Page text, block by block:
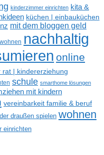
kinderzimmer einrichten kita &
küchen | einbauküchen
mit dem bloggen geld
nachhaltig
online
rat | kindererziehung
schule smarthome lösungen
mit kindern
vereinbarkeit familie & beruf
draußen spielen wohnen
einrichten